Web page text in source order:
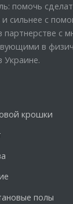
помочь
и сильнее с
партнерстве с
в
Украине.
крошки
полы